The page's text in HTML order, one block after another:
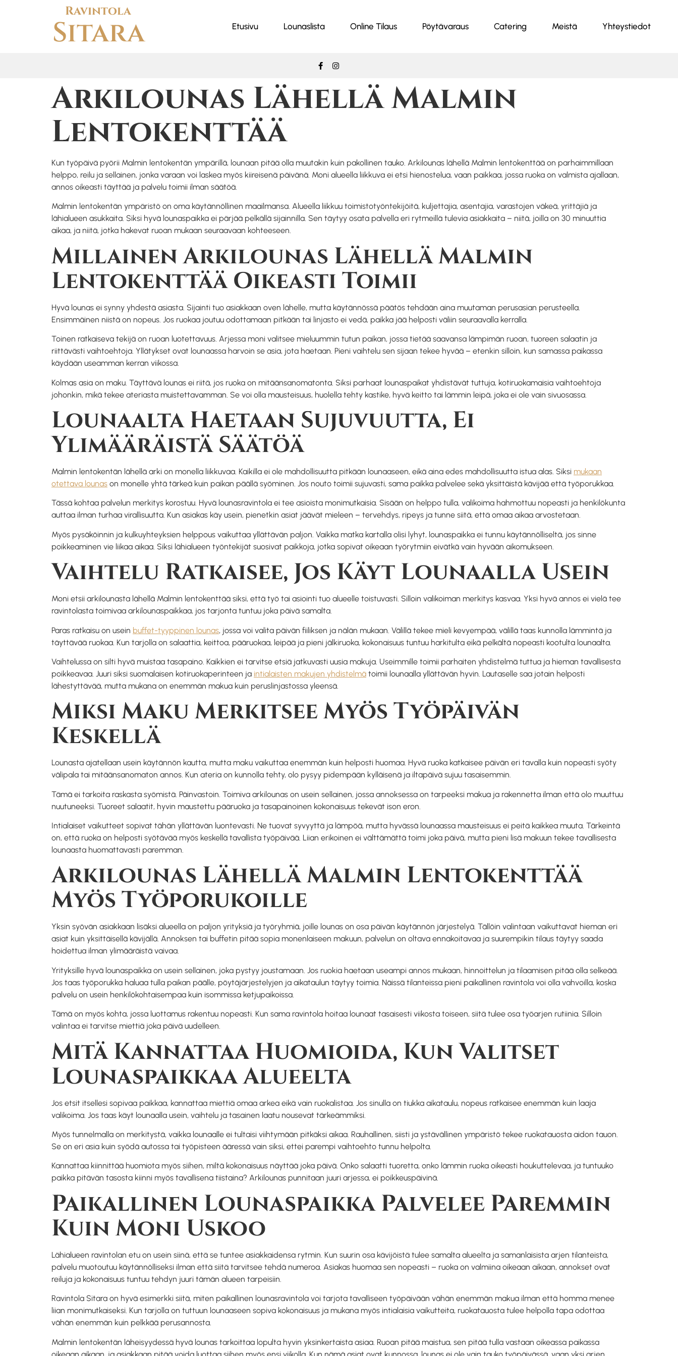
Ravintola
Sitara Etusivu Lounaslista Online Tilaus Pöytävaraus Catering Meistä Yhteystiedot
Arkilounas Lähellä Malmin
Lentokenttää
Kun työpäivä pyörii Malmin lentokentän ympärillä, lounaan pitää olla muutakin kuin pakollinen tauko. Arkilounas lähellä Malmin lentokenttää on parhaimmillaan
helppo, reilu ja sellainen, jonka varaan voi laskea myös kiireisenä päivänä. Moni alueella liikkuva ei etsi hienostelua, vaan paikkaa, jossa ruoka on valmista ajallaan,
annos oikeasti täyttää ja palvelu toimii ilman säätöä.
Malmin lentokentän ympäristö on oma käytännöllinen maailmansa. Alueella liikkuu toimistotyöntekijöitä, kuljettajia, asentajia, varastojen väkeä, yrittäjiä ja
lähialueen asukkaita. Siksi hyvä lounaspaikka ei pärjää pelkällä sijainnilla. Sen täytyy osata palvella eri rytmeillä tulevia asiakkaita – niitä, joilla on 30 minuuttia
aikaa, ja niitä, jotka hakevat ruoan mukaan seuraavaan kohteeseen.
Millainen Arkilounas Lähellä Malmin
Lentokenttää Oikeasti Toimii
Hyvä lounas ei synny yhdestä asiasta. Sijainti tuo asiakkaan oven lähelle, mutta käytännössä päätös tehdään aina muutaman perusasian perusteella.
Ensimmäinen niistä on nopeus. Jos ruokaa joutuu odottamaan pitkään tai linjasto ei vedä, paikka jää helposti väliin seuraavalla kerralla.
Toinen ratkaiseva tekijä on ruoan luotettavuus. Arjessa moni valitsee mieluummin tutun paikan, jossa tietää saavansa lämpimän ruoan, tuoreen salaatin ja
riittävästi vaihtoehtoja. Yllätykset ovat lounaassa harvoin se asia, jota haetaan. Pieni vaihtelu sen sijaan tekee hyvää – etenkin silloin, kun samassa paikassa
käydään useamman kerran viikossa.
Kolmas asia on maku. Täyttävä lounas ei riitä, jos ruoka on mitäänsanomatonta. Siksi parhaat lounaspaikat yhdistävät tuttuja, kotiruokamaisia vaihtoehtoja
johonkin, mikä tekee ateriasta muistettavamman. Se voi olla mausteisuus, huolella tehty kastike, hyvä keitto tai lämmin leipä, joka ei ole vain sivuosassa.
Lounaalta Haetaan Sujuvuutta, Ei
Ylimääräistä Säätöä
Malmin lentokentän lähellä arki on monella liikkuvaa. Kaikilla ei ole mahdollisuutta pitkään lounaaseen, eikä aina edes mahdollisuutta istua alas. Siksi mukaan
otettava lounas on monelle yhtä tärkeä kuin paikan päällä syöminen. Jos nouto toimii sujuvasti, sama paikka palvelee sekä yksittäistä kävijää että työporukkaa.
Tässä kohtaa palvelun merkitys korostuu. Hyvä lounasravintola ei tee asioista monimutkaisia. Sisään on helppo tulla, valikoima hahmottuu nopeasti ja henkilökunta
auttaa ilman turhaa virallisuutta. Kun asiakas käy usein, pienetkin asiat jäävät mieleen – tervehdys, ripeys ja tunne siitä, että omaa aikaa arvostetaan.
Myös pysäköinnin ja kulkuyhteyksien helppous vaikuttaa yllättävän paljon. Vaikka matka kartalla olisi lyhyt, lounaspaikka ei tunnu käytännölliseltä, jos sinne
poikkeaminen vie liikaa aikaa. Siksi lähialueen työntekijät suosivat paikkoja, jotka sopivat oikeaan työrytmiin eivätkä vain hyvään aikomukseen.
Vaihtelu Ratkaisee, Jos Käyt Lounaalla Usein
Moni etsii arkilounasta lähellä Malmin lentokenttää siksi, että työ tai asiointi tuo alueelle toistuvasti. Silloin valikoiman merkitys kasvaa. Yksi hyvä annos ei vielä tee
ravintolasta toimivaa arkilounaspaikkaa, jos tarjonta tuntuu joka päivä samalta.
Paras ratkaisu on usein buffet-tyyppinen lounas, jossa voi valita päivän fiiliksen ja nälän mukaan. Välillä tekee mieli kevyempää, välillä taas kunnolla lämmintä ja
täyttävää ruokaa. Kun tarjolla on salaattia, keittoa, pääruokaa, leipää ja pieni jälkiruoka, kokonaisuus tuntuu harkitulta eikä pelkältä nopeasti kootulta lounaalta.
Vaihtelussa on silti hyvä muistaa tasapaino. Kaikkien ei tarvitse etsiä jatkuvasti uusia makuja. Useimmille toimii parhaiten yhdistelmä tuttua ja hieman tavallisesta
poikkeavaa. Juuri siksi suomalaisen kotiruokaperinteen ja intialaisten makujen yhdistelmä toimii lounaalla yllättävän hyvin. Lautaselle saa jotain helposti
lähestyttävää, mutta mukana on enemmän makua kuin peruslinjastossa yleensä.
Miksi Maku Merkitsee Myös Työpäivän
Keskellä
Lounasta ajatellaan usein käytännön kautta, mutta maku vaikuttaa enemmän kuin helposti huomaa. Hyvä ruoka katkaisee päivän eri tavalla kuin nopeasti syöty
välipala tai mitäänsanomaton annos. Kun ateria on kunnolla tehty, olo pysyy pidempään kylläisenä ja iltapäivä sujuu tasaisemmin.
Tämä ei tarkoita raskasta syömistä. Päinvastoin. Toimiva arkilounas on usein sellainen, jossa annoksessa on tarpeeksi makua ja rakennetta ilman että olo muuttuu
nuutuneeksi. Tuoreet salaatit, hyvin maustettu pääruoka ja tasapainoinen kokonaisuus tekevät ison eron.
Intialaiset vaikutteet sopivat tähän yllättävän luontevasti. Ne tuovat syvyyttä ja lämpöä, mutta hyvässä lounaassa mausteisuus ei peitä kaikkea muuta. Tärkeintä
on, että ruoka on helposti syötävää myös keskellä tavallista työpäivää. Liian erikoinen ei välttämättä toimi joka päivä, mutta pieni lisä makuun tekee tavallisesta
lounaasta huomattavasti paremman.
Arkilounas Lähellä Malmin Lentokenttää
Myös Työporukoille
Yksin syövän asiakkaan lisäksi alueella on paljon yrityksiä ja työryhmiä, joille lounas on osa päivän käytännön järjestelyä. Tällöin valintaan vaikuttavat hieman eri
asiat kuin yksittäisellä kävijällä. Annoksen tai buffetin pitää sopia monenlaiseen makuun, palvelun on oltava ennakoitavaa ja suurempikin tilaus täytyy saada
hoidettua ilman ylimääräistä vaivaa.
Yrityksille hyvä lounaspaikka on usein sellainen, joka pystyy joustamaan. Jos ruokia haetaan useampi annos mukaan, hinnoittelun ja tilaamisen pitää olla selkeää.
Jos taas työporukka haluaa tulla paikan päälle, pöytäjärjestelyjen ja aikataulun täytyy toimia. Näissä tilanteissa pieni paikallinen ravintola voi olla vahvoilla, koska
palvelu on usein henkilökohtaisempaa kuin isommissa ketjupaikoissa.
Tämä on myös kohta, jossa luottamus rakentuu nopeasti. Kun sama ravintola hoitaa lounaat tasaisesti viikosta toiseen, siitä tulee osa työarjen rutiinia. Silloin
valintaa ei tarvitse miettiä joka päivä uudelleen.
Mitä Kannattaa Huomioida, Kun Valitset
Lounaspaikkaa Alueelta
Jos etsit itsellesi sopivaa paikkaa, kannattaa miettiä omaa arkea eikä vain ruokalistaa. Jos sinulla on tiukka aikataulu, nopeus ratkaisee enemmän kuin laaja
valikoima. Jos taas käyt lounaalla usein, vaihtelu ja tasainen laatu nousevat tärkeämmiksi.
Myös tunnelmalla on merkitystä, vaikka lounaalle ei tultaisi viihtymään pitkäksi aikaa. Rauhallinen, siisti ja ystävällinen ympäristö tekee ruokatauosta aidon tauon.
Se on eri asia kuin syödä autossa tai työpisteen ääressä vain siksi, ettei parempi vaihtoehto tunnu helpolta.
Kannattaa kiinnittää huomiota myös siihen, miltä kokonaisuus näyttää joka päivä. Onko salaatti tuoretta, onko lämmin ruoka oikeasti houkuttelevaa, ja tuntuuko
paikka pitävän tasosta kiinni myös tavallisena tiistaina? Arkilounas punnitaan juuri arjessa, ei poikkeuspäivinä.
Paikallinen Lounaspaikka Palvelee Paremmin
Kuin Moni Uskoo
Lähialueen ravintolan etu on usein siinä, että se tuntee asiakkaidensa rytmin. Kun suurin osa kävijöistä tulee samalta alueelta ja samanlaisista arjen tilanteista,
palvelu muotoutuu käytännölliseksi ilman että siitä tarvitsee tehdä numeroa. Asiakas huomaa sen nopeasti – ruoka on valmiina oikeaan aikaan, annokset ovat
reiluja ja kokonaisuus tuntuu tehdyn juuri tämän alueen tarpeisiin.
Ravintola Sitara on hyvä esimerkki siitä, miten paikallinen lounasravintola voi tarjota tavalliseen työpäivään vähän enemmän makua ilman että homma menee
liian monimutkaiseksi. Kun tarjolla on tuttuun lounaaseen sopiva kokonaisuus ja mukana myös intialaisia vaikutteita, ruokatauosta tulee helpolla tapa odottaa
vähän enemmän kuin pelkkää perusannosta.
Malmin lentokentän läheisyydessä hyvä lounas tarkoittaa lopulta hyvin yksinkertaista asiaa. Ruoan pitää maistua, sen pitää tulla vastaan oikeassa paikassa
oikeaan aikaan, ja asiakkaan pitää voida luottaa siihen myös ensi viikolla. Kun nämä asiat ovat kunnossa, lounas ei ole vain tauko työpäivässä, vaan yksi arjen